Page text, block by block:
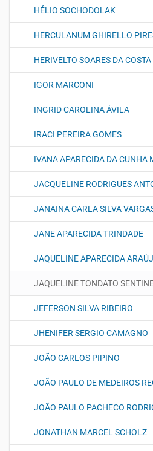
HÉLIO SOCHODOLAK
HERCULANUM GHIRELLO
HERIVELTO SOARES DA COSTA
IGOR MARCONI
INGRID CAROLINA ÁVILA
IRACI PEREIRA GOMES
IVANA APARECIDA DA CUNHA
JACQUELINE RODRIGUES
JANAINA CARLA SILVA
JANE APARECIDA TRINDADE
JAQUELINE APARECIDA
JAQUELINE TONDATO
JEFERSON SILVA RIBEIRO
JHENIFER SERGIO CAMAGNO
JOÃO CARLOS PIPINO
JOÃO PAULO DE MEDEIROS
JOÃO PAULO PACHECO
JONATHAN MARCEL SCHOLZ